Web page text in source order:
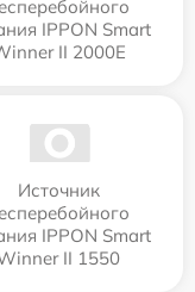
IPPON Smart
II 2000E
Источник
IPPON Smart
II 1550